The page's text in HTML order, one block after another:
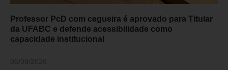
Professor PcD com cegueira é aprovado para Titular
da UFABC e defende acessibilidade como
capacidade institucional